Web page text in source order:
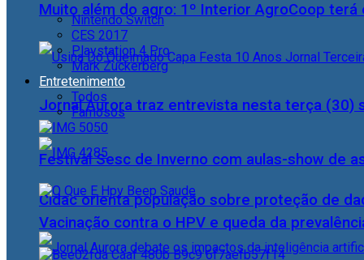
Muito além do agro: 1º Interior AgroCoop
Jornal Aurora traz entrevista nesta terça (30)
Cidac orienta população sobre proteção de
Nintendo Switch
CES 2017
Playstation 4 Pro
Mark Zuckerberg
Entretenimento
Todos
Famosos
Festival Sesc de Inverno com aulas-show de
Vacinação contra o HPV e queda da